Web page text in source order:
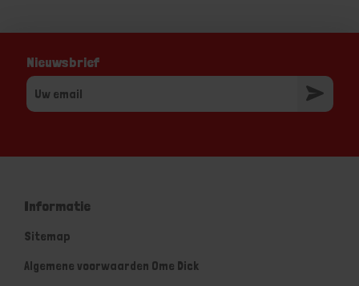
Nieuwsbrief
Informatie
Sitemap
Algemene voorwaarden Ome Dick